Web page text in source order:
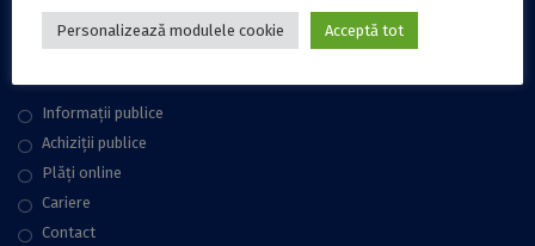
Informații publice
Achiziții publice
Plăţi online
Cariere
Contact
Personalizează modulele cookie Acceptă tot